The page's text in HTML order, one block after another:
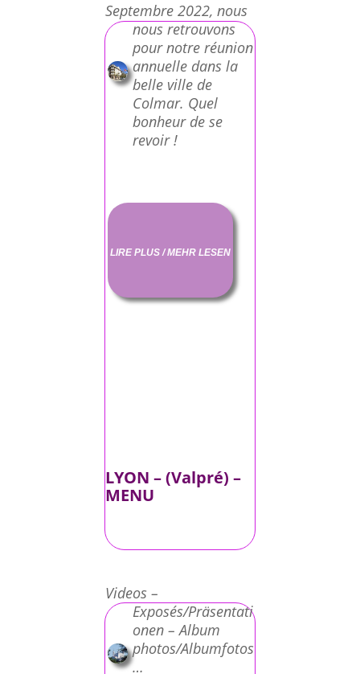
Septembre 2022, nous
nous retrouvons
pour notre réunion
annuelle dans la
belle ville de
Colmar. Quel
bonheur de se
revoir !
LIRE PLUS / MEHR LESEN
LYON – (Valpré) –
MENU
Videos –
Exposés/Präsentati
onen – Album
photos/Albumfotos
…